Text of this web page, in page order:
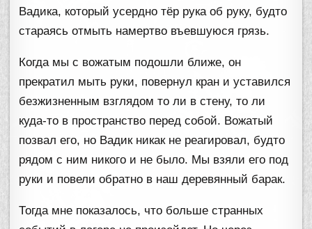
Вадика, который усердно тёр рука об руку, будто
стараясь отмыть намертво въевшуюся грязь.
Когда мы с вожатым подошли ближе, он
прекратил мыть руки, повернул кран и уставился
безжизненным взглядом то ли в стену, то ли
куда-то в пространство перед собой. Вожатый
позвал его, но Вадик никак не реагировал, будто
рядом с ним никого и не было. Мы взяли его под
руки и повели обратно в наш деревянный барак.
Тогда мне показалось, что больше странных